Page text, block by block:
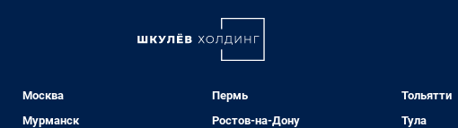
Москва
Мурманск
Пермь
Ростов-на-Дону
Тольятти
Тула